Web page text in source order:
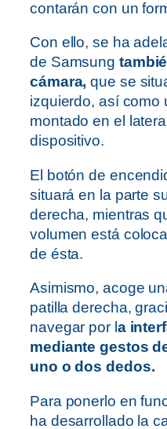
contarán con un
Con ello, se ha
de Samsung
cámara, que se
izquierdo, así como
montado en el
dispositivo.
El botón de
situará en la parte
derecha, mientras
volumen está
de ésta.
Asimismo, acoge
patilla derecha,
navegar por l a
mediante gestos
uno o dos dedos.
Para ponerlo en
ha desarrollado la